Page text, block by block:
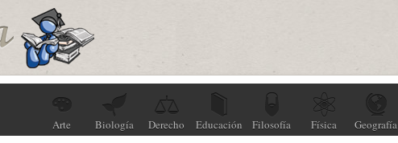
Arte Biología Derecho Educación Filosofía Física Geografía